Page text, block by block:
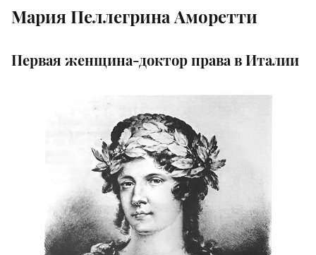
Мария Пеллегрина Аморетти
Первая женщина-доктор права в Италии